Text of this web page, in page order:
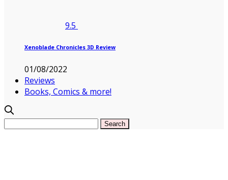
9.5
Xenoblade Chronicles 3D Review
01/08/2022
Reviews
Books, Comics & more!